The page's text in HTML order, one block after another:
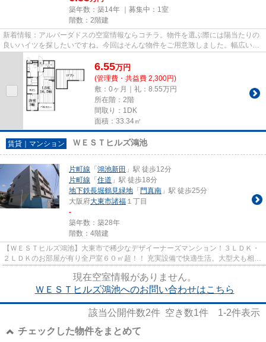
築年数：築14年 ｜募集中： 1室
階数：2階建
新着情報：アルバーダドスの空室情報ならコチラ。物件を選ぶ際には陽当たりの
良いハイツを探したいですね。今回はそんな物件をご用意致しました。幅広い層
に好評な、駅から徒歩10分に...
6.55万円
(管理費・共益費 2,300円)
敷：0ヶ月｜礼：8.55万円
所在階：2階
間取り：1DK
面積：33.34㎡
賃貸｜マンション ＷＥＳＴヒルズ鴻池
片町線 「 鴻池新田 」駅 徒歩12分
片町線 「 住道 」駅 徒歩18分
地下鉄長堀鶴見緑地 「 門真南 」駅 徒歩25分
大阪府大東市諸福 １丁目
-
築年数：築28年
階数：4階建
【ＷＥＳＴヒルズ鴻池】大東市で稀少なデザイーナーズマンション！３ＬＤＫ・
２ＬＤＫのお部屋が有り全戸室６０㎡超！！ 充実設備で快適生活。大型犬も相談
現在空室情報がありません。
ＷＥＳＴヒルズ鴻池へのお問い合わせはこちら
該当公開件数2件 空き数1件 1-2件表示
チェックした物件をまとめて